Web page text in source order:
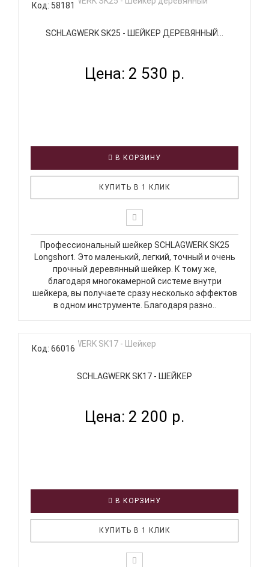
Код: 58181
SCHLAGWERK SK25 - ШЕЙКЕР ДЕРЕВЯННЫЙ...
Цена: 2 530 р.
В КОРЗИНУ
КУПИТЬ В 1 КЛИК
Профессиональный шейкер SCHLAGWERK SK25
Longshort. Это маленький, легкий, точный и очень
прочный деревянный шейкер. К тому же,
благодаря многокамерной системе внутри
шейкера, вы получаете сразу несколько эффектов
в одном инструменте. Благодаря разно..
Код: 66016
SCHLAGWERK SK17 - ШЕЙКЕР
Цена: 2 200 р.
В КОРЗИНУ
КУПИТЬ В 1 КЛИК